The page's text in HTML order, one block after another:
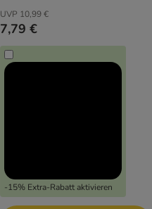
UVP 10,99 €
7,79 €
-15% Extra-Rabatt aktivieren